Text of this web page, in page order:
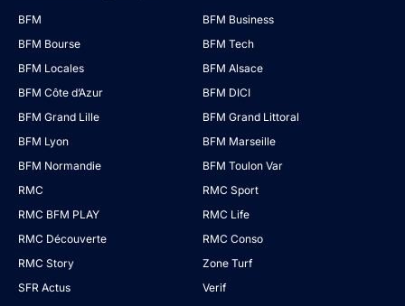
BFM
BFM Business
BFM Bourse
BFM Tech
BFM Locales
BFM Alsace
BFM Côte d’Azur
BFM DICI
BFM Grand Lille
BFM Grand Littoral
BFM Lyon
BFM Marseille
BFM Normandie
BFM Toulon Var
RMC
RMC Sport
RMC BFM PLAY
RMC Life
RMC Découverte
RMC Conso
RMC Story
Zone Turf
SFR Actus
Verif